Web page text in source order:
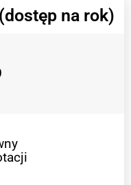
na rok)